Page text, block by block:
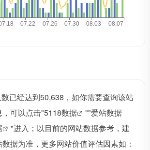
已经达到50,638，如你需要查询该站
可以点击"5118数据 ""爱站数据
"进入；以目前的网站数据参考，建
据为准，更多网站价值评估因素如：